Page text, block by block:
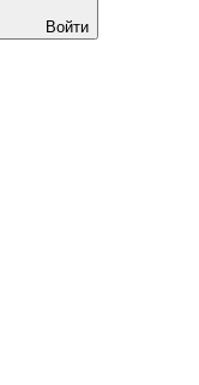
Войти